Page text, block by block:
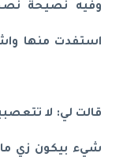
وفيه نصيحة
استفدت منها
قالت لي: لا
شيء بيكون زي ما